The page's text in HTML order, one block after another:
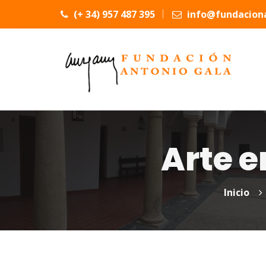
(+ 34) 957 487 395
Arte
Inicio